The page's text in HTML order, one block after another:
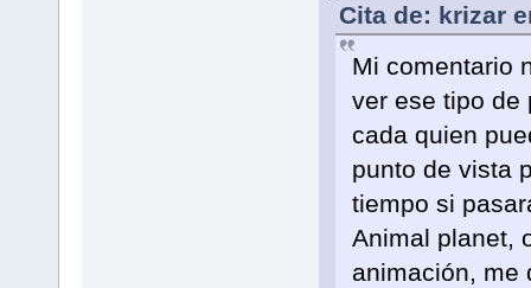
Cita de: krizar
Mi comentario
ver ese tipo de
cada quien
punto de vista
tiempo si
Animal planet,
animación, me